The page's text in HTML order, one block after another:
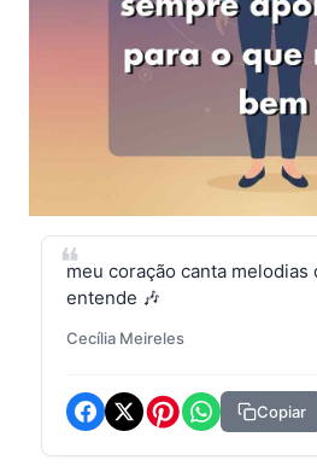
meu coração canta melodias
entende 🎶
Cecília Meireles
Copiar